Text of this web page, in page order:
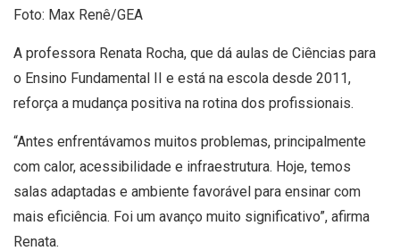
Foto: Max Renê/GEA
A professora Renata Rocha, que dá aulas de Ciências para
o Ensino Fundamental II e está na escola desde 2011,
reforça a mudança positiva na rotina dos profissionais.
“Antes enfrentávamos muitos problemas, principalmente
com calor, acessibilidade e infraestrutura. Hoje, temos
salas adaptadas e ambiente favorável para ensinar com
mais eficiência. Foi um avanço muito significativo”, afirma
Renata.